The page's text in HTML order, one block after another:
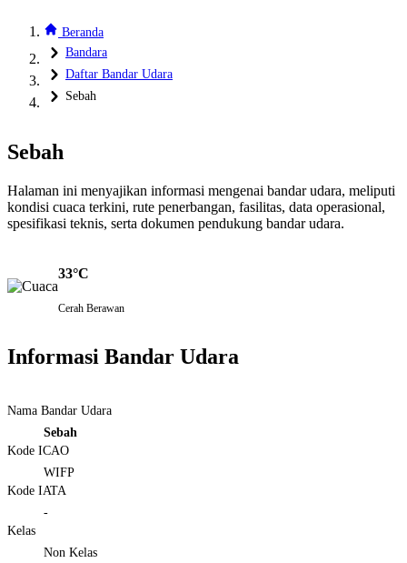
Beranda
Bandara
Daftar Bandar Udara
Sebah
Sebah
Halaman ini menyajikan informasi mengenai bandar udara, meliputi
kondisi cuaca terkini, rute penerbangan, fasilitas, data operasional,
spesifikasi teknis, serta dokumen pendukung bandar udara.
33°C
Cerah Berawan
Informasi Bandar Udara
Nama Bandar Udara
Sebah
Kode ICAO
WIFP
Kode IATA
-
Kelas
Non Kelas